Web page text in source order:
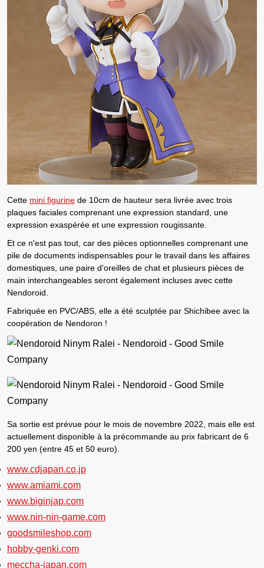
Cette mini figurine de 10cm de hauteur sera livrée avec trois
plaques faciales comprenant une expression standard, une
expression exaspérée et une expression rougissante.
Et ce n'est pas tout, car des pièces optionnelles comprenant une
pile de documents indispensables pour le travail dans les affaires
domestiques, une paire d'oreilles de chat et plusieurs pièces de
main interchangeables seront également incluses avec cette
Nendoroid.
Fabriquée en PVC/ABS, elle a été sculptée par Shichibee avec la
coopération de Nendoron !
Sa sortie est prévue pour le mois de novembre 2022, mais elle est
actuellement disponible à la précommande au prix fabricant de 6
200 yen (entre 45 et 50 euro).
www.cdjapan.co.jp
www.amiami.com
www.biginjap.com
www.nin-nin-game.com
goodsmileshop.com
hobby-genki.com
meccha-japan.com